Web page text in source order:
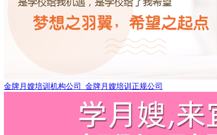
金牌月嫂培训机构公司_金牌月嫂培训正规公司